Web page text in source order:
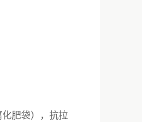
肥袋），抗拉